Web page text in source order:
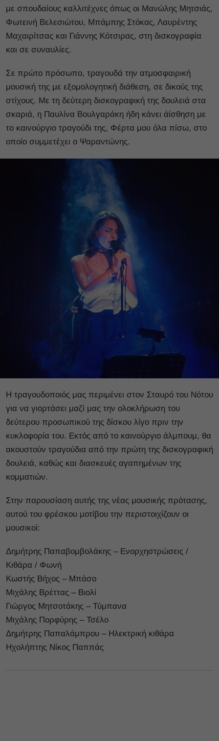
με σπουδαίους καλλιτέχνες όπως οι Μανώλης Μητσιάς,
Φωτεινή Βελεσιώτου, Μπάμπης Στόκας, Λαυρέντης
Μαχαιρίτσας και Γιάννης Κότσιρας, στη δισκογραφία
και σε συναυλίες.
Σε πρώτο πρόσωπο, τραγουδά την ατμοσφαιρική
μουσική της με εξομολογητική διάθεση, σε δικούς της
στίχους. Με τη δεύτερη δισκογραφική της δουλειά στα
σκαριά, η Παυλίνα Βουλγαράκη ήδη κάνει άίσθηση με
το καινούργιο τραγούδι της, Φέρτα μου όλα πίσω, στο
οποίο συμμετέχει ο Ψαραντώνης.
Η τραγουδοποιός μας περιμένει στον Σταυρό του Νότου
για να γιορτάσει μαζί μας την ολοκλήρωση του
δεύτερου προσωπικού της δίσκου λίγο πριν την
κυκλοφορία του. Εκτός από το καινούργιο άλμπουμ, θα
ακουστούν τραγούδια από την πρώτη της δισκογραφική
δουλειά, καθώς και διασκευές αγαπημένων της
κομματιών.
Στην παρουσίαση αυτής της νέας μουσικής πρότασης,
αυτού του φρέσκου μοτίβου την περιστοιχίζουν οι
μουσικοί:
Δημήτρης Παπαβομβολάκης – Ενορχηστρώσεις /
Κιθάρα / Φωνή
Κωστής Βήχος – Μπάσο
Μιχάλης Βρέττας – Βιολί
Γιώργος Μητσοτάκης – Τύμπανα
Μιχάλης Πορφύρης – Τσέλο
Δημήτρης Παπαλάμπρου – Ηλεκτρική κιθάρα
Ηχολήπτης Νίκος Παππάς